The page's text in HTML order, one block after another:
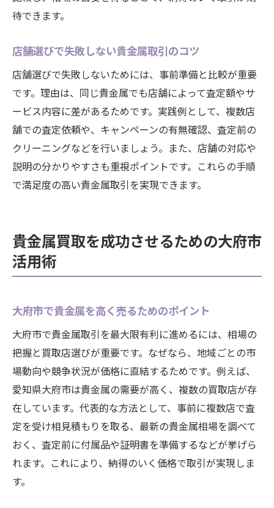
貴金属買取が環境に与えるメリットを紹介
ル
断捨離と貴金属買取の意外な関係を考える
大府市で広がる貴金属リユースの取り組み
貴金属取引を通じたエコ活動の実践方法
待できます。
店舗選びで失敗しない貴金属取引のコツ
店舗選びで失敗しないためには、事前準備と比較が重要
です。理由は、同じ貴金属でも店舗によって査定額やサ
ービス内容に差があるためです。実践例として、複数店
舗での査定依頼や、キャンペーンの有無確認、査定前の
クリーニングなどを行いましょう。また、店舗の対応や
説明の分かりやすさも重視ポイントです。これらの手順
で満足度の高い貴金属取引を実現できます。
貴金属買取を成功させるための大府市
活用術
大府市で貴金属を高く売るためのポイント
大府市で貴金属取引を最大限有利に進めるには、相場の
把握と買取店選びが重要です。なぜなら、地域ごとの市
場動向や競争状況が価格に直結するためです。例えば、
愛知県大府市は貴金属の需要が高く、複数の買取店が存
在しています。代表的な方法として、事前に複数店で査
定を受け相見積もりを取る、最新の貴金属相場を調べて
おく、査定前に付属品や証明書を準備するなどが挙げら
れます。これにより、納得のいく価格で取引が実現しま
す。